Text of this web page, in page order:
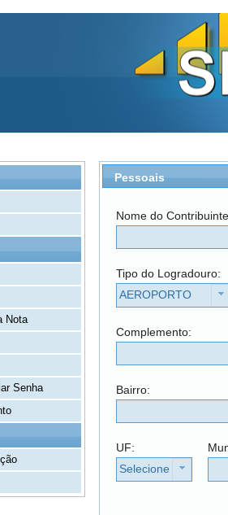
Nota
Senha
Pessoais
Nome do
Tipo do Logradouro:
AEROPORTO
Complemento:
Bairro:
UF:
Selecione